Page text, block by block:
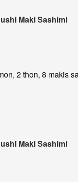
Maki Sashimi
2 thon, 8 makis
Maki Sashimi